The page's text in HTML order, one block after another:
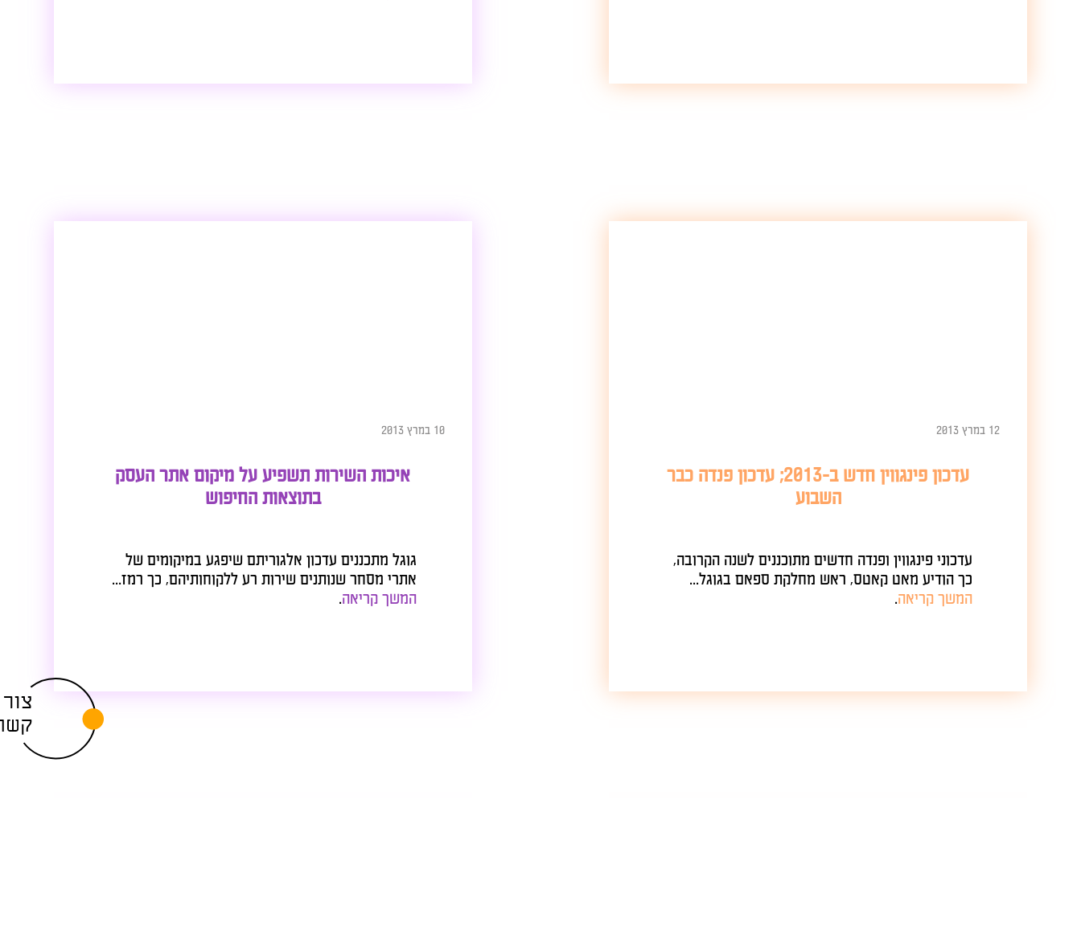
עדכון פינגווין חדש ב-2013; עדכון פנדה כבר
השבוע
עדכוני פינגווין ופנדה חדשים מתוכננים לשנה הקרובה,
כך הודיע מאט קאטס, ראש מחלקת ספאם בגוגל...
המשך קריאה.
איכות השירות תשפיע על מיקום אתר העסק
בתוצאות החיפוש
גוגל מתכננים עדכון אלגוריתם שיפגע במיקומים של
אתרי מסחר שנותנים שירות רע ללקוחותיהם, כך רמז...
המשך קריאה.